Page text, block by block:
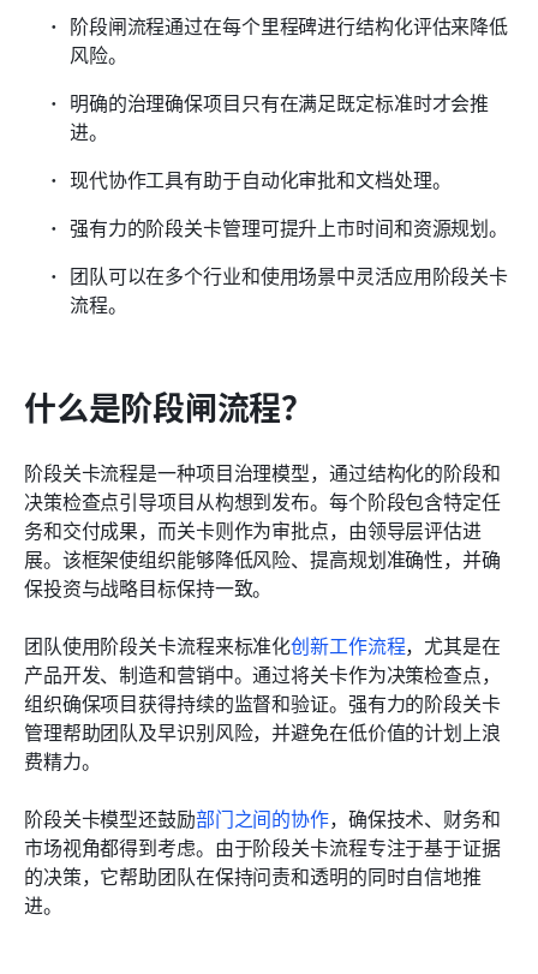
阶段闸流程通过在每个里程碑进行结构化评估来降低
风险。
明确的治理确保项目只有在满足既定标准时才会推
进。
现代协作工具有助于自动化审批和文档处理。
强有力的阶段关卡管理可提升上市时间和资源规划。
团队可以在多个行业和使用场景中灵活应用阶段关卡
流程。
什么是阶段闸流程？
阶段关卡流程是一种项目治理模型，通过结构化的阶段和
决策检查点引导项目从构想到发布。每个阶段包含特定任
务和交付成果，而关卡则作为审批点，由领导层评估进
展。该框架使组织能够降低风险、提高规划准确性，并确
保投资与战略目标保持一致。
团队使用阶段关卡流程来标准化创新工作流程，尤其是在
产品开发、制造和营销中。通过将关卡作为决策检查点，
组织确保项目获得持续的监督和验证。强有力的阶段关卡
管理帮助团队及早识别风险，并避免在低价值的计划上浪
费精力。
阶段关卡模型还鼓励部门之间的协作，确保技术、财务和
市场视角都得到考虑。由于阶段关卡流程专注于基于证据
的决策，它帮助团队在保持问责和透明的同时自信地推
进。